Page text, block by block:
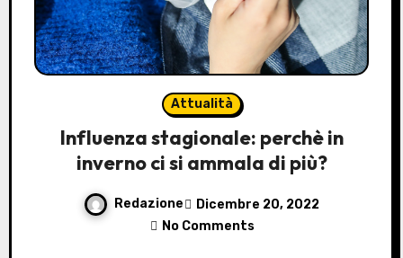
Attualità
Influenza stagionale: perchè in
inverno ci si ammala di più?
Redazione
Dicembre 20, 2022
No Comments